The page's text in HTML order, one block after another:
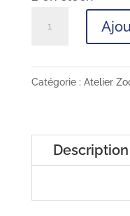
:
agenda
avec
numérologie
Catégorie : Atelier
Description